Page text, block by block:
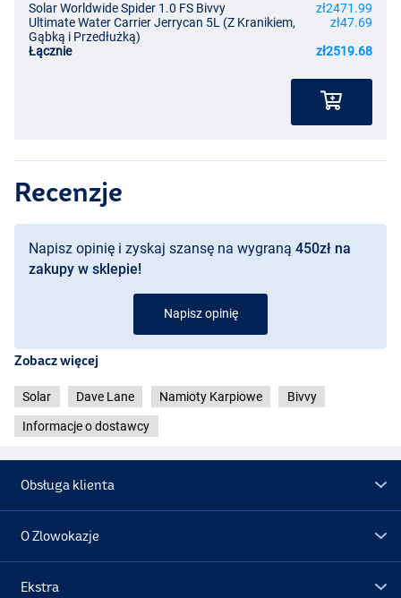
Solar Worldwide Spider 1.0 FS Bivvy
zł2471.99
Ultimate Water Carrier Jerrycan 5L (Z Kranikiem,
Gąbką i Przedłużką)
zł47.69
Łącznie
zł2519.68
Recenzje
Napisz opinię i zyskaj szansę na wygraną 450zł na
zakupy w sklepie!
Napisz opinię
Zobacz więcej
Solar Dave Lane Namioty Karpiowe Bivvy
Informacje o dostawcy
Obsługa klienta
O Zlowokazje
Ekstra